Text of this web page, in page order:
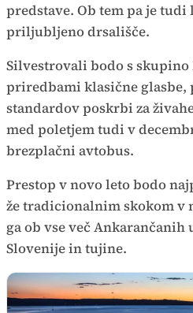
predstave. Ob tem pa je
priljubljeno drsališče.
Silvestrovali bodo s
priredbami klasične glasbe,
standardov poskrbi za
med poletjem tudi v
brezplačni avtobus.
Prestop v novo leto bodo
že tradicionalnim skokom v
ga ob vse več
Slovenije in tujine.